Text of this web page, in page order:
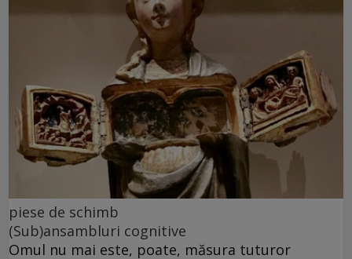
piese de schimb
(Sub)ansambluri cognitive
Omul nu mai este, poate, măsura tuturor